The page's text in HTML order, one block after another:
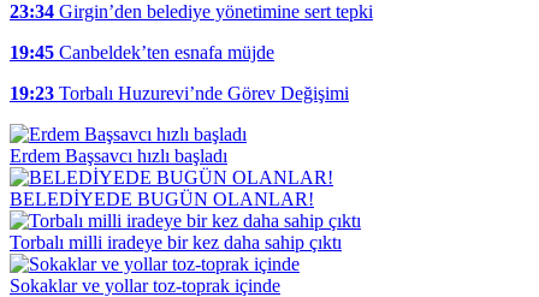
23:34 Girgin’den belediye yönetimine sert tepki
19:45 Canbeldek’ten esnafa müjde
19:23 Torbalı Huzurevi’nde Görev Değişimi
Erdem Başsavcı hızlı başladı
BELEDİYEDE BUGÜN OLANLAR!
Torbalı milli iradeye bir kez daha sahip çıktı
Sokaklar ve yollar toz-toprak içinde